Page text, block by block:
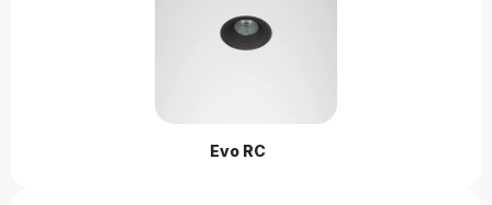
Evo RC